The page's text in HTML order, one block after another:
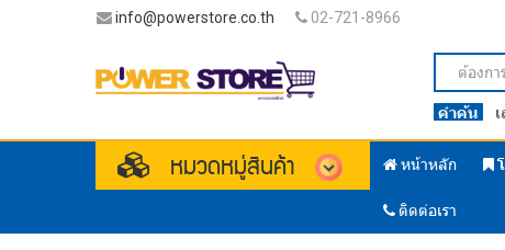
info@powerstore.co.th 02-721-8966
คำค้น
หมวดหมู่สินค้า หน้าหลัก
ติดต่อเรา